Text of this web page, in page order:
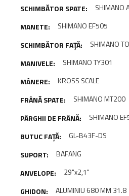
SHIMANO
SHIMANO EF505
SHIMANO
SHIMANO TY301
KROSS SCALE
SHIMANO MT200
SHIMANO
GL-B43F-DS
BAFANG
29"x2,1"
ALUMINIU 680 MM 31.8